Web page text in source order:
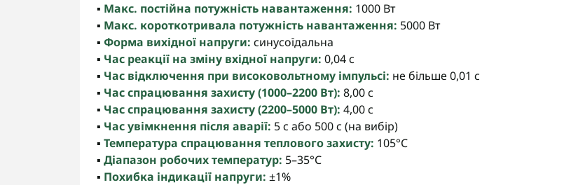
▪️ Макс. постійна потужність навантаження: 1000 Вт
▪️ Макс. короткотривала потужність навантаження: 5000 Вт
▪️ Форма вихідної напруги: синусоїдальна
▪️ Час реакції на зміну вхідної напруги: 0,04 с
▪️ Час відключення при високовольтному імпульсі: не більше 0,01 с
▪️ Час спрацювання захисту (1000–2200 Вт): 8,00 с
▪️ Час спрацювання захисту (2200–5000 Вт): 4,00 с
▪️ Час увімкнення після аварії: 5 с або 500 с (на вибір)
▪️ Температура спрацювання теплового захисту: 105°C
▪️ Діапазон робочих температур: 5–35°C
▪️ Похибка індикації напруги: ±1%